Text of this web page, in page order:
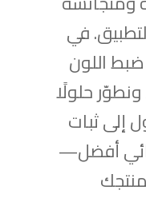
في
اللون
حلولًا
إلى ثبات
أفضل—